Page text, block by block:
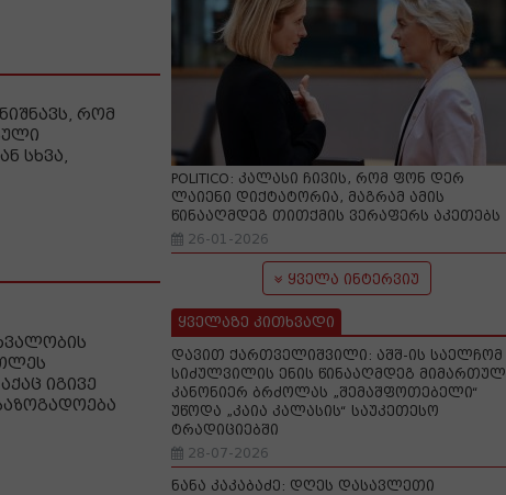
რომ
სხვა,
იგივე
POLITICO: კალასი ჩივის, რომ ფონ დერ
ლაიენი დიქტატორია, მაგრამ ამის
წინააღმდეგ თითქმის ვერაფერს აკეთებს
26-01-2026
ყველა ინტერვიუ
ყველაზე კითხვადი
დავით ქართველიშვილი: აშშ-ის საელჩომ
სიძულვილის ენის წინააღმდეგ მიმართულ
კანონიერ ბრძოლას „შემაშფოთებელი“
უწოდა „კაია კალასის“ საუკეთესო
ტრადიციებში
28-07-2026
ნანა კაკაბაძე: დღეს დასავლეთი